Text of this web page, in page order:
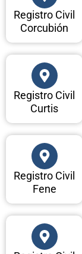
Registro Civil
Corcubión
Registro Civil
Curtis
Registro Civil
Fene